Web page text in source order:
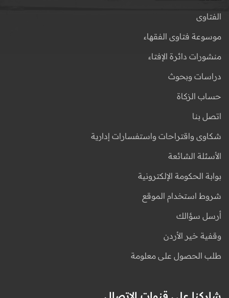
الفتاوى
موسوعة فتاوى الفقهاء
منشورات دائرة الإفتاء
دراسات وبحوث
حساب الزكاة
اتصل بنا
شكاوى واقتراحات واستفسارات إدارية
الأسئلة الشائعة
بوابة الحكومة الإلكترونية
شروط استخدام الموقع
أرسل سؤالك
وقفية خير الأردن
طلب الحصول على معلومة